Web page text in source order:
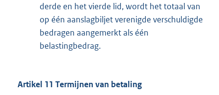
derde en het vierde lid, wordt het totaal van
op één aanslagbiljet verenigde verschuldigde
bedragen aangemerkt als één
belastingbedrag.
Artikel 11 Termijnen van betaling